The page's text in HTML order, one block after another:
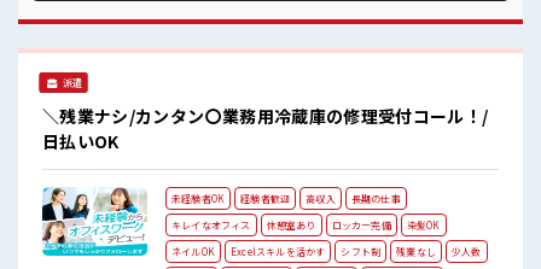
くおしゃべり！ ストレス解消☆ 持ち物が多いあなたにもぴっ
たり☆ ロッカー付き職場♪ 高収入もバッチリ目指せますよ！
派遣
＼残業ナシ/カンタン〇業務用冷蔵庫の修理受付コール！/
日払いOK
未経験者OK 経験者歓迎 高収入
長期の仕事
キレイなオフィス
休憩室あり ロッカー完備
染髪OK
ネイルOK
Excelスキルを活かす シフト制 残業なし
少人数